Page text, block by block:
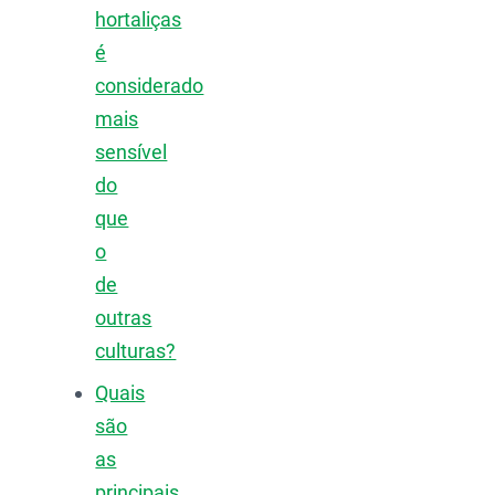
hortaliças
é
considerado
mais
sensível
do
que
o
de
outras
culturas?
Quais
são
as